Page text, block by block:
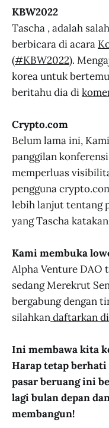
KBW2022
Tascha , adalah
berbicara di acara
(#KBW2022).
korea untuk
beritahu dia di
Crypto.com
Belum lama ini,
panggilan
memperluas
pengguna
lebih lanjut tentang
yang Tascha katakan
Kami membuka
Alpha Venture DAO
sedang Merekrut
bergabung dengan
silahkandaftarkan
Ini membawa kita
Harap tetap
pasar beruang ini
lagi bulan depan
membangun!